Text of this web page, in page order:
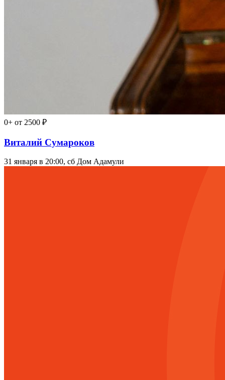
0+ от 2500 ₽
Виталий Сумароков
31 января в 20:00, сб Дом Адамули